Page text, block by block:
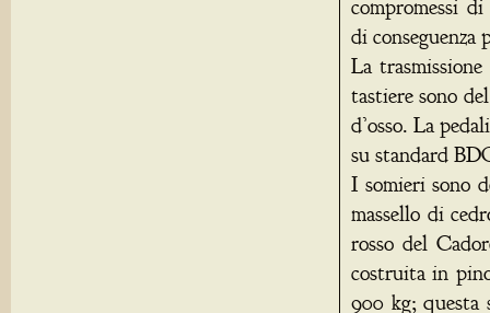
compromessi
di
La
tastiere sono
d’osso. La
su standard
I somieri sono
massello di
rosso del
costruita in
900 kg; questa